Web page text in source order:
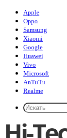
Apple
Oppo
Samsung
Xiaomi
Google
Huawei
Vivo
Microsoft
AnTuTu
Realme